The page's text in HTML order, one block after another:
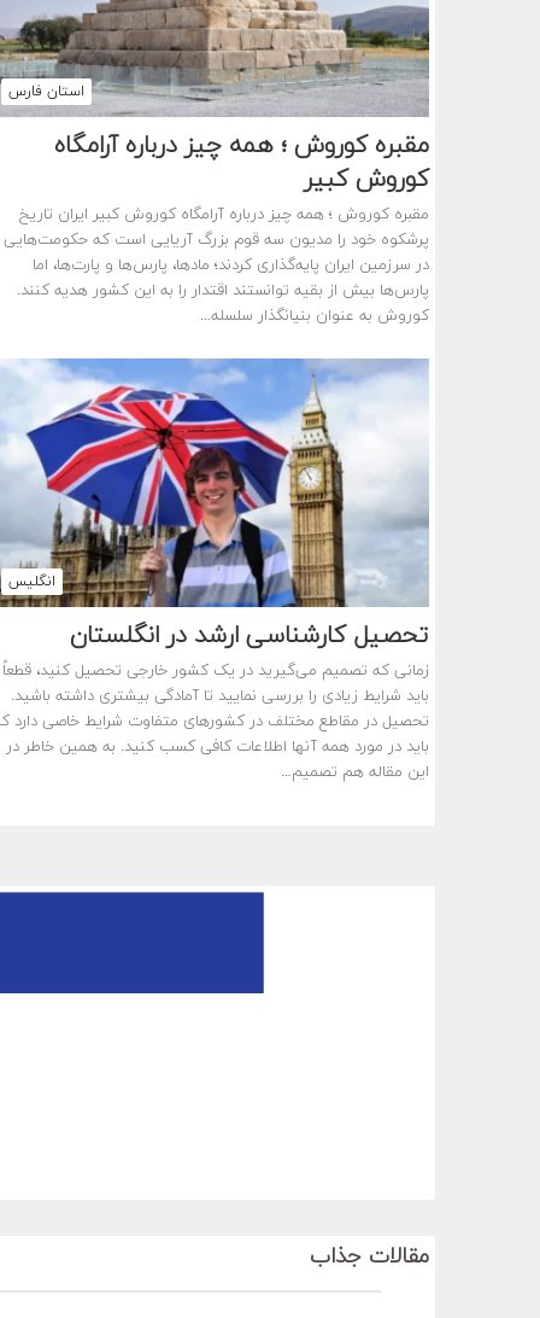
استان فارس
مقبره کوروش ؛ همه چیز درباره آرامگاه
کوروش کبیر
مقبره کوروش ؛ همه چیز درباره آرامگاه کوروش کبیر ایران تاریخ
پرشکوه خود را مدیون سه قوم بزرگ آریایی است که حکومت‌هایی
در سرزمین ایران پایه‌گذاری کردند؛ مادها، پارس‌ها و پارت‌ها، اما
پارس‌ها بیش از بقیه توانستند اقتدار را به این کشور هدیه کنند.
کوروش به عنوان بنیانگذار سلسله…
انگلیس
تحصیل کارشناسی ارشد در انگلستان
زمانی که تصمیم می‌گیرید در یک کشور خارجی تحصیل کنید، قطعاً
باید شرایط زیادی را بررسی نمایید تا آمادگی بیشتری داشته باشید.
تحصیل در مقاطع مختلف در کشورهای متفاوت شرایط خاصی دارد
باید در مورد همه آنها اطلاعات کافی کسب کنید. به همین خاطر در
این مقاله هم تصمیم…
مقالات جذاب